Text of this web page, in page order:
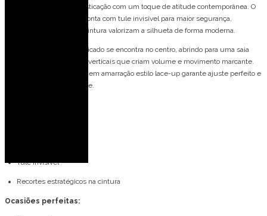
modelo une leveza e sofisticação com um toque de atitude contemporânea. O
decote em “V” profundo conta com tule invisível para maior segurança,
enquanto os recortes na cintura valorizam a silhueta de forma moderna.
O corpo com drapeado delicado se encontra no centro, abrindo para uma saia
com cascatas de babados verticais que criam volume e movimento marcante.
Nas costas, o fechamento em amarração estilo lace-up garante ajuste perfeito e
um toque de sensualidade.
Tule invisivel
Recortes estratégicos na cintura
Ocasiões perfeitas: